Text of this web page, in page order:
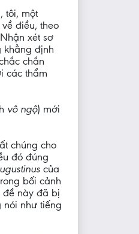
tôi, một
điều, theo
xét sơ
khẳng định
chắn
các thẩm
vô ngộ) mới
chúng cho
đó đúng
của
bối cảnh
đề này đã bị
nói như tiếng